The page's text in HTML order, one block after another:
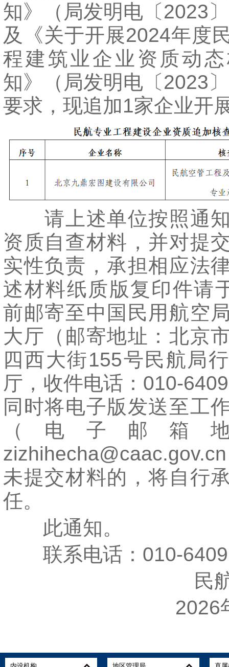
知》（局发明电〔2023
及《关于开展2024年度
程建筑业企业资质动
知》（局发明电〔2023
要求，现追加1家企业开
请上述单位按照通知
资质自查材料，并对提
实性负责，承担相应法
述材料纸质版复印件请
前邮寄至中国民用航空
大厅（邮寄地址：北京
四西大街155号民航局
厅，收件电话：010-
同时将电子版发送至工
（电子邮箱
未提交材料的，将自行
任。
此通知。
联系电话：010-
民航
2026